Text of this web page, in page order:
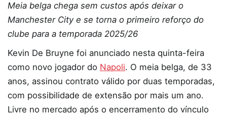
Meia belga chega sem custos após deixar o
Manchester City e se torna o primeiro reforço do
clube para a temporada 2025/26
Kevin De Bruyne foi anunciado nesta quinta-feira
como novo jogador do Napoli. O meia belga, de 33
anos, assinou contrato válido por duas temporadas,
com possibilidade de extensão por mais um ano.
Livre no mercado após o encerramento do vínculo